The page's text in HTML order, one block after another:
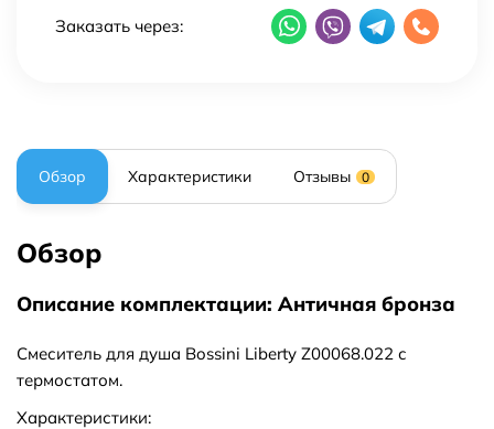
Заказать через:
Обзор Характеристики Отзывы 0
Обзор
Описание комплектации: Античная бронза
Смеситель для душа Bossini Liberty Z00068.022 с
термостатом.
Характеристики: